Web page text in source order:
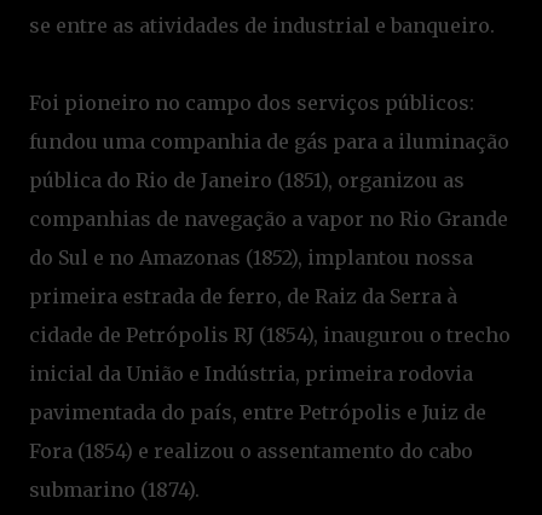
se entre as atividades de industrial e banqueiro.
Foi pioneiro no campo dos serviços públicos:
fundou uma companhia de gás para a iluminação
pública do Rio de Janeiro (1851), organizou as
companhias de navegação a vapor no Rio Grande
do Sul e no Amazonas (1852), implantou nossa
primeira estrada de ferro, de Raiz da Serra à
cidade de Petrópolis RJ (1854), inaugurou o trecho
inicial da União e Indústria, primeira rodovia
pavimentada do país, entre Petrópolis e Juiz de
Fora (1854) e realizou o assentamento do cabo
submarino (1874).